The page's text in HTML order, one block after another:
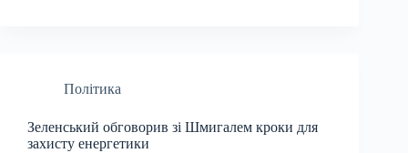
Політика
Зеленський обговорив зі Шмигалем кроки для
захисту енергетики